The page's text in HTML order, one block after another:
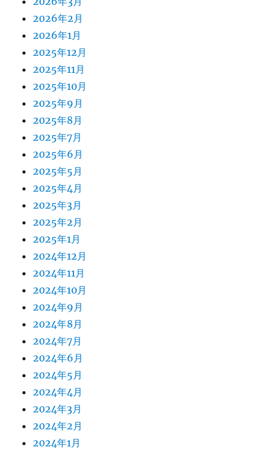
2026年2月
2026年1月
2025年12月
2025年11月
2025年10月
2025年9月
2025年8月
2025年7月
2025年6月
2025年5月
2025年4月
2025年3月
2025年2月
2025年1月
2024年12月
2024年11月
2024年10月
2024年9月
2024年8月
2024年7月
2024年6月
2024年5月
2024年4月
2024年3月
2024年2月
2024年1月